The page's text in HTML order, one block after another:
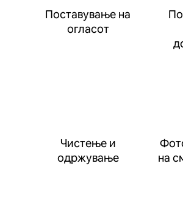
Поставување на
огласот
Чистење и
одржување
на